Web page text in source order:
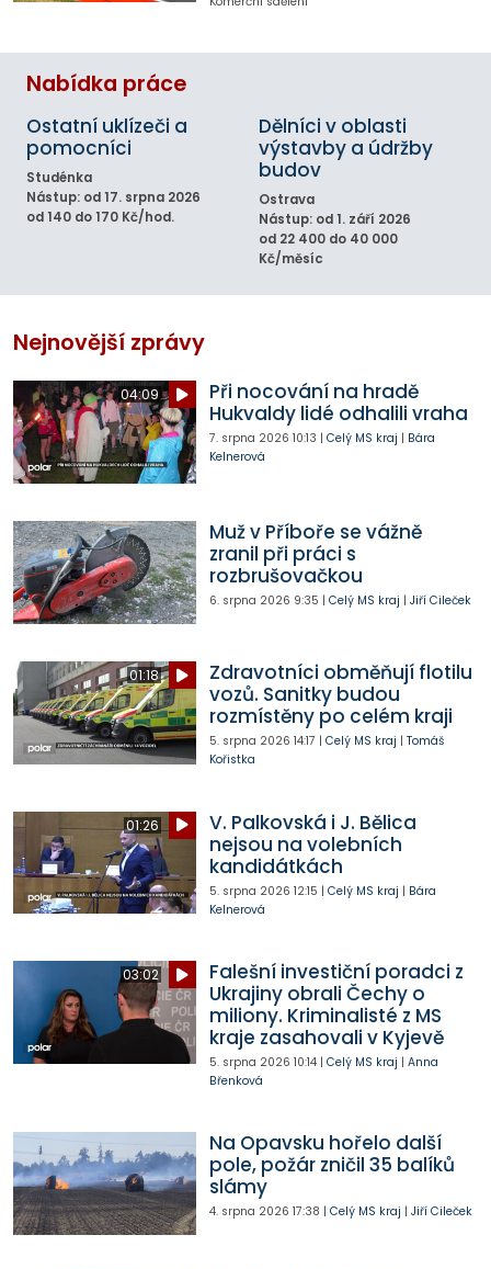
Nabídka práce
Ostatní uklízeči a
pomocníci
Studénka
Nástup: od 17. srpna 2026
od 140 do 170 Kč/hod.
Dělníci v oblasti
výstavby a údržby
budov
Ostrava
Nástup: od 1. září 2026
od 22 400 do 40 000
Kč/měsíc
Nejnovější zprávy
04:09
Při nocování na hradě
Hukvaldy lidé odhalili vraha
7. srpna 2026 10:13 | Celý MS kraj | Bára
Kelnerová
Muž v Příboře se vážně
zranil při práci s
rozbrušovačkou
6. srpna 2026 9:35 | Celý MS kraj | Jiří Cileček
01:18
Zdravotníci obměňují flotilu
vozů. Sanitky budou
rozmístěny po celém kraji
5. srpna 2026 14:17 | Celý MS kraj | Tomáš
Kořistka
01:26
V. Palkovská i J. Bělica
nejsou na volebních
kandidátkách
5. srpna 2026 12:15 | Celý MS kraj | Bára
Kelnerová
03:02
Falešní investiční poradci z
Ukrajiny obrali Čechy o
miliony. Kriminalisté z MS
kraje zasahovali v Kyjevě
5. srpna 2026 10:14| Celý MS kraj | Anna
Břenková
Na Opavsku hořelo další
pole, požár zničil 35 balíků
slámy
4. srpna 2026 17:38 | Celý MS kraj | Jiří Cileček